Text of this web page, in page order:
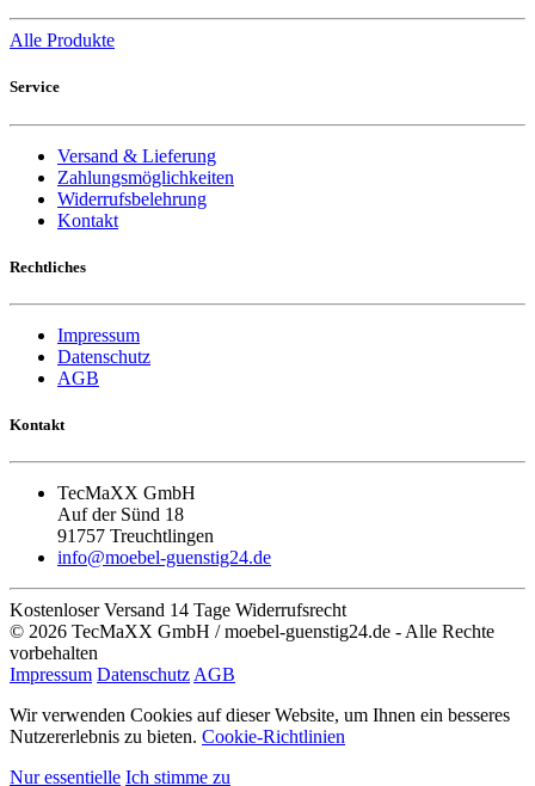
Alle Produkte
Service
Versand & Lieferung
Zahlungsmöglichkeiten
Widerrufsbelehrung
Kontakt
Rechtliches
Impressum
Datenschutz
AGB
Kontakt
TecMaXX GmbH
Auf der Sünd 18
91757 Treuchtlingen
info@moebel-guenstig24.de
Kostenloser Versand 14 Tage Widerrufsrecht
© 2026 TecMaXX GmbH / moebel-guenstig24.de - Alle Rechte
vorbehalten
Impressum Datenschutz AGB
Wir verwenden Cookies auf dieser Website, um Ihnen ein besseres
Nutzererlebnis zu bieten. Cookie-Richtlinien
Nur essentielle Ich stimme zu